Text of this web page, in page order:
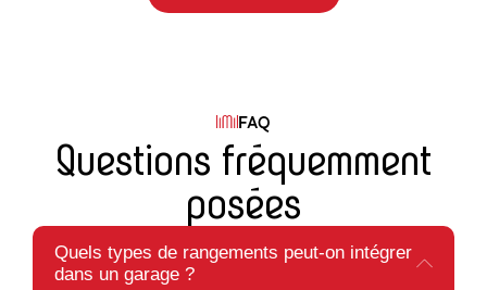
FAQ
Questions fréquemment
posées
Quels types de rangements peut-on intégrer
dans un garage ?